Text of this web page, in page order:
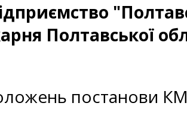
Полтавської
постанови